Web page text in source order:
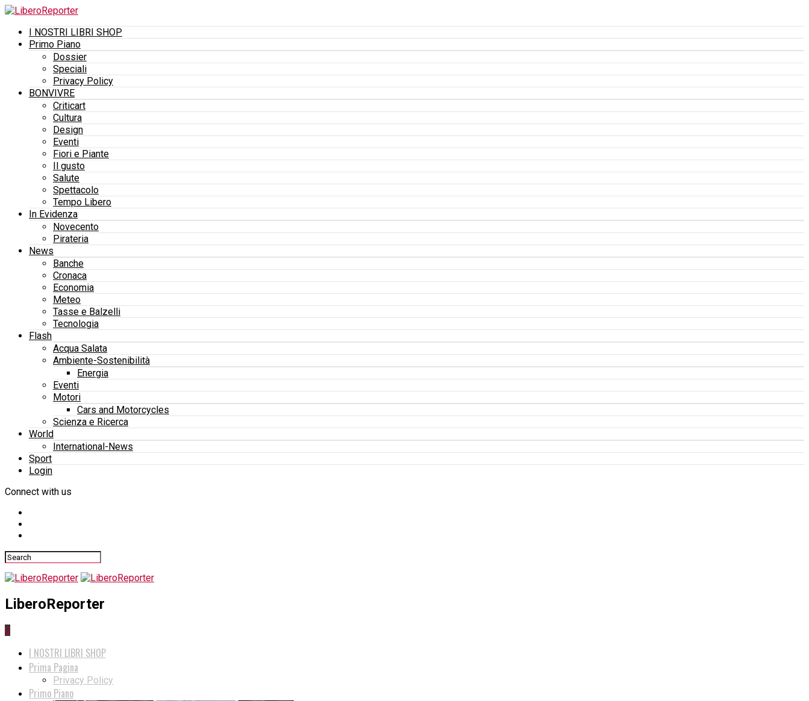
I NOSTRI LIBRI SHOP
Primo Piano
Dossier
Speciali
Privacy Policy
BONVIVRE
Criticart
Cultura
Design
Eventi
Fiori e Piante
Il gusto
Salute
Spettacolo
Tempo Libero
In Evidenza
Novecento
Pirateria
News
Banche
Cronaca
Economia
Meteo
Tasse e Balzelli
Tecnologia
Flash
Acqua Salata
Ambiente-Sostenibilità
Energia
Eventi
Motori
Cars and Motorcycles
Scienza e Ricerca
World
International-News
Sport
Login
Connect with us
LiberoReporter
0
I NOSTRI LIBRI SHOP
Prima Pagina
Privacy Policy
Primo Piano